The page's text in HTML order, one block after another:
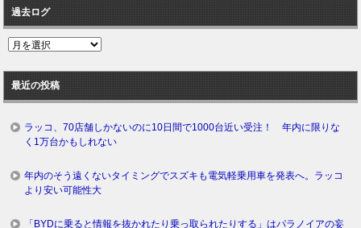
過去ログ
過
ロ
グ
最近の投稿
ラッコ、70店舗しかないのに10日間で1000台近い受注！ 年内に限りな
く1万台かもしれない
年内のそう遠くないタイミングでスズキも電気軽乗用車を発表へ。ラッコ
より安い可能性大
「BYDに乗ると情報を抜かれたり乗っ取られたりする」はパラノイアの妄